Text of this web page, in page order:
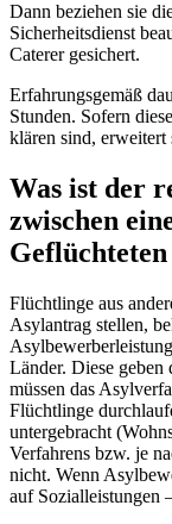
Dann beziehen sie
Sicherheitsdienst
Caterer gesichert.
Erfahrungsgemäß
Stunden. Sofern
klären sind, erweitert
Was ist der
zwischen
Flüchtlinge aus
Asylantrag stellen,
Länder. Diese
müssen das
Flüchtlinge
untergebracht
Verfahrens bzw. je
nicht. Wenn
auf Sozialleistungen